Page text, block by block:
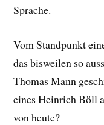
Sprache.
Vom Standpunkt
das bisweilen so
Thomas Mann
eines Heinrich Böll
von heute?